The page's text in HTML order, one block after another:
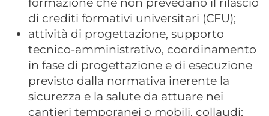
di crediti formativi universitari (CFU);
attività di progettazione, supporto
tecnico-amministrativo, coordinamento
in fase di progettazione e di esecuzione
previsto dalla normativa inerente la
sicurezza e la salute da attuare nei
cantieri temporanei o mobili, collaudi;